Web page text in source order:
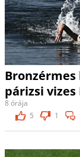
párizsi vizes
8 órája
5
1